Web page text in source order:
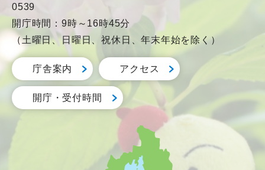
0539
開庁時間：9時～16時45分
（土曜日、日曜日、祝休日、年末年始を除く）
庁舎案内 アクセス
開庁・受付時間